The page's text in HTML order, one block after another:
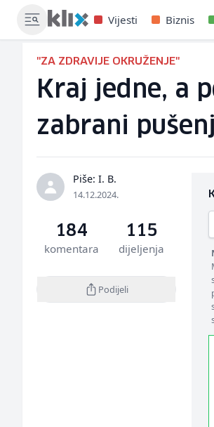
Vijesti Biznis
"ZA ZDRAVIJE OKRUŽENJE"
Kraj jedne, a
zabrani
Piše: I. B.
14.12.2024.
184
komentara
115
dijeljenja
Podijeli